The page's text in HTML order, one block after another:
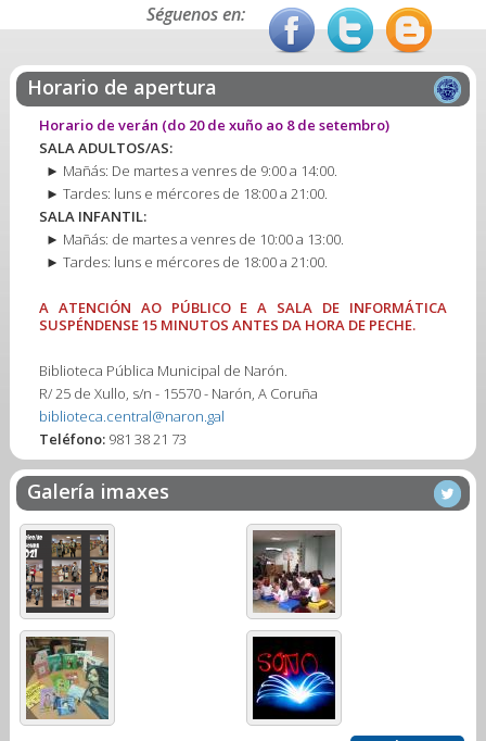
Séguenos en:
Horario de apertura
Horario de verán (do 20 de xuño ao 8 de setembro)
SALA ADULTOS/AS:
► Mañás: De martes a venres de 9:00 a 14:00.
► Tardes: luns e mércores de 18:00 a 21:00.
SALA INFANTIL:
► Mañás: de martes a venres de 10:00 a 13:00.
► Tardes: luns e mércores de 18:00 a 21:00.
A ATENCIÓN AO PÚBLICO E A SALA DE INFORMÁTICA
SUSPÉNDENSE 15 MINUTOS ANTES DA HORA DE PECHE.
Biblioteca Pública Municipal de Narón.
R/ 25 de Xullo, s/n - 15570 - Narón, A Coruña
biblioteca.central@naron.gal
Teléfono:981 38 21 73
Galería imaxes